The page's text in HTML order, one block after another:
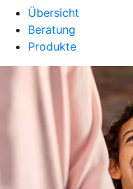
Übersicht
Beratung
Produkte